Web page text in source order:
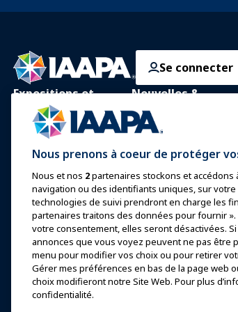
Se connecter
Expositions et
Événements
IAAPA Expo
Expo Europe
Expo Asie
Expo Moyen-Orient
Événements à venir
Parler lors d'une
exposition ou d'un
événement
Nouvelles &
Funworld
Fonctionnalités
Faites de la publicité
IAAPA
Numéros précédents
Écrire pour Funworld
Nous prenons à coeur de protéger
Nous et nos 2partenaires stockons et
navigation ou des identifiants uniques, sur votre
technologies de suivi prendront en charge les
partenaires traitons des données pour fournir
votre consentement, elles seront désactivées.
annonces que vous voyez peuvent ne pas être
menu pour modifier vos choix ou pour retirer
Gérer mes préférences en bas de la page web
choix modifieront notre Site Web. Pour plus
confidentialité.